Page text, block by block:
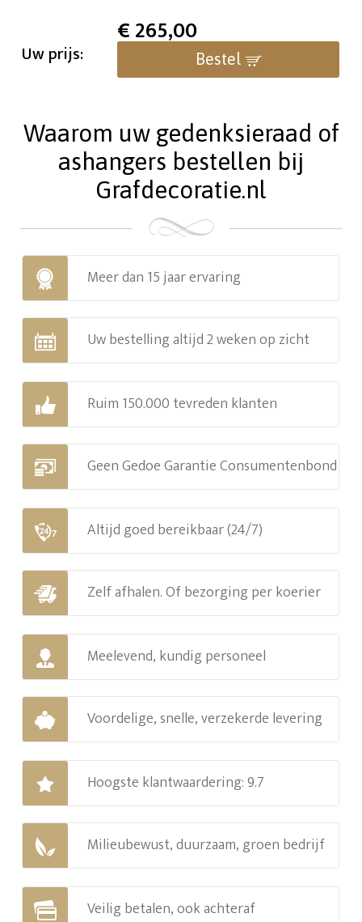
Uw prijs:
€265,00
Bestel
Waarom uw gedenksieraad of
ashangers bestellen bij
Grafdecoratie.nl
Meer dan 15 jaar ervaring
Uw bestelling altijd 2 weken op zicht
Ruim 150.000 tevreden klanten
Geen Gedoe Garantie Consumentenbond
Altijd goed bereikbaar (24/7)
Zelf afhalen. Of bezorging per koerier
Meelevend, kundig personeel
Voordelige, snelle, verzekerde levering
Hoogste klantwaardering: 9.7
Milieubewust, duurzaam, groen bedrijf
Veilig betalen, ook achteraf